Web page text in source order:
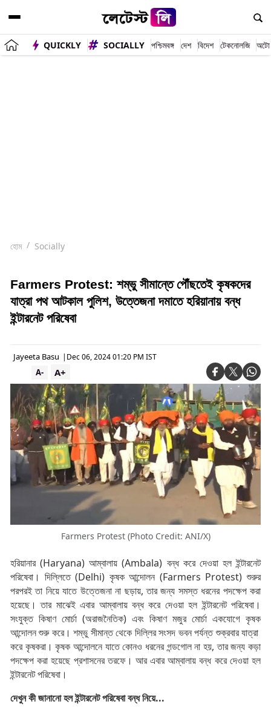
QUICKLY SOCIALLY পশ্চিমবঙ্গ দেশ বিদেশ টেকনোলজি অটো
হোম Socially
Farmers Protest: শম্ভু সীমান্তে পৌঁছতেই কৃষকদের
যাত্রা পথ আটকাল পুলিশ, উত্তেজনা দমাতে হরিয়ানায় বন্ধ
ইন্টারনেট পরিষেবা
Jayeeta Basu | Dec 06, 2024 01:20 PM IST
A+
A-
Farmers Protest (Photo Credit: ANI/X)
হরিয়ানার (Haryana) আম্বালায় (Ambala) বন্ধ করে দেওয়া হল ইন্টারনেট
পরিষেবা। দিল্লিতে (Delhi) কৃষক আন্দোলন (Farmers Protest) শুরুর
পরপরই তা নিয়ে যাতে উত্তেজনা না ছড়ায়, তার জন্য সমস্ত ধরনের পদক্ষেপ করা
হয়েছে। তার মাঝেই এবার আম্বালায় বন্ধ করে দেওয়া হল ইন্টারনেট পরিষেবা।
সংযুক্ত কিষাণ মোর্চা (অরাজনৈতিক) এবং কিষাণ মজুর মোর্চা একযোগে কৃষক
আন্দোলন শুরু করে। শম্ভু সীমান্ত থেকে দিল্লির সংসদ ভবন পর্যন্ত শুক্রবার যাত্রা
করে কৃষকরা। কৃষক আন্দোলনে যাতে কোনও ধরনের গন্ডগোল না হয়, তার জন্য কড়া
পদক্ষেপ করা হয়েছে প্রশাসনের তরফে। আর এবার আম্বালায় বন্ধ করে দেওয়া হল
ইন্টারনেট পরিষেবা।
দেখুন কী জানানো হল ইন্টারনেট পরিষেবা বন্ধ নিয়ে...